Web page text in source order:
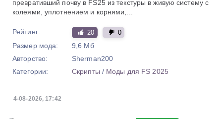
превративший почву в FS25 из текстуры в живую систему с
колеями, уплотнением и корнями,...
Рейтинг: 20 0
Размер мода:
9,6 Мб
Авторство:
Sherman200
Категории:
Скрипты / Моды для FS 2025
4-08-2026, 17:42